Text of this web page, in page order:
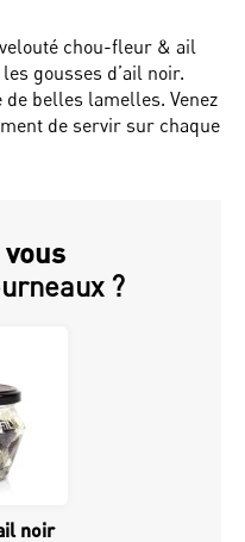
chou-fleur & ail
gousses d’ail noir.
de belles lamelles. Venez
de servir sur chaque
vous
?
noir